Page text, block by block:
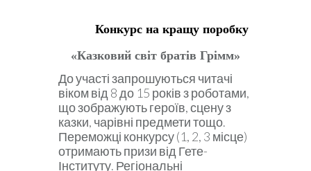
Конкурс на кращу поробку
«Казковий світ братів Грімм»
До участі запрошуються читачі
віком від 8 до 15 років з роботами,
що зображуютьгероїв, сцену з
казки, чарівні предмети тощо.
Переможці конкурсу (1, 2, 3 місце)
отримають призи від Гете-
Інституту. Регіональні